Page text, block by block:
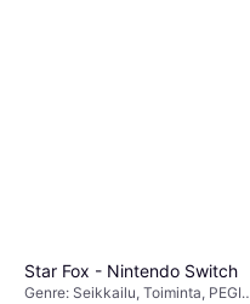
Star Fox - Nintendo Switch
Genre: Seikkailu, Toiminta, PEGI-